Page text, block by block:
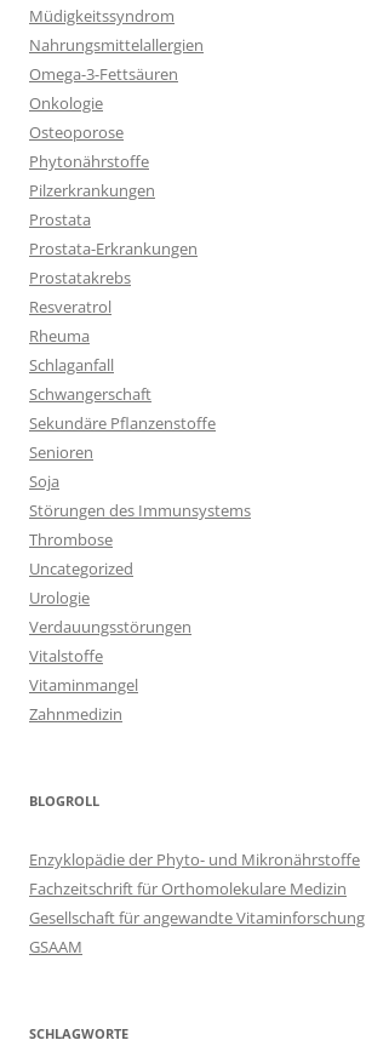
Müdigkeitssyndrom
Nahrungsmittelallergien
Omega-3-Fettsäuren
Onkologie
Osteoporose
Phytonährstoffe
Pilzerkrankungen
Prostata
Prostata-Erkrankungen
Prostatakrebs
Resveratrol
Rheuma
Schlaganfall
Schwangerschaft
Sekundäre Pflanzenstoffe
Senioren
Soja
Störungen des Immunsystems
Thrombose
Uncategorized
Urologie
Verdauungsstörungen
Vitalstoffe
Vitaminmangel
Zahnmedizin
BLOGROLL
Enzyklopädie der Phyto- und Mikronährstoffe
Fachzeitschrift für Orthomolekulare Medizin
Gesellschaft für angewandte Vitaminforschung
GSAAM
SCHLAGWORTE